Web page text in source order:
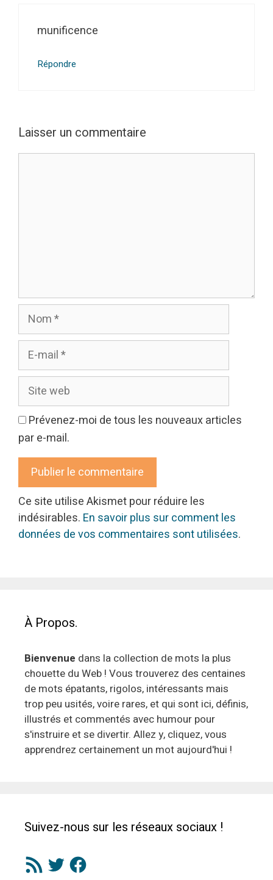
munificence
Répondre
Laisser un commentaire
Nom
Site
Prévenez-moi de tous les nouveaux articles
par e-mail.
Ce site utilise Akismet pour réduire les
indésirables. En savoir plus sur comment les
données de vos commentaires sont utilisées.
À Propos.
Bienvenue dans la collection de mots la plus
chouette du Web ! Vous trouverez des centaines
de mots épatants, rigolos, intéressants mais
trop peu usités, voire rares, et qui sont ici, définis,
illustrés et commentés avec humour pour
s'instruire et se divertir. Allez y, cliquez, vous
apprendrez certainement un mot aujourd'hui !
Suivez-nous sur les réseaux sociaux !
Flux
RSS
TwitterFacebook